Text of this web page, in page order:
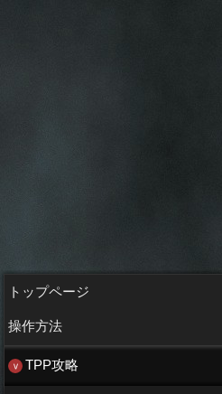
トップページ
操作方法
TPP攻略